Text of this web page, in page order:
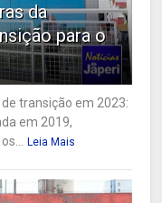
da
para o
transição em 2023:
em 2019,
Leia Mais